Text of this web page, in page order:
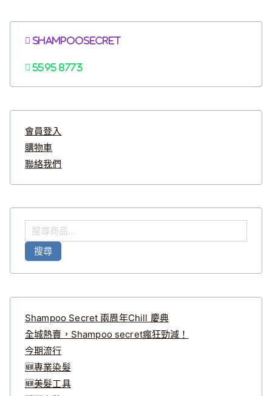
Shampoosecret
5595 8773
會員登入
購物車
聯絡我們
搜
尋
搜尋
Shampoo Secret 兩周年Chill 慶典
全城熱賣，Shampoo secret瘋狂勁減！
今期流行
🆕專業染髮
🆕美髮工具